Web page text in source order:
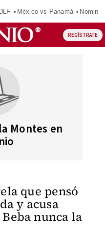
México vs Panamá
REGÍSTRATE
Montes en
que pensó
y acusa
nunca la